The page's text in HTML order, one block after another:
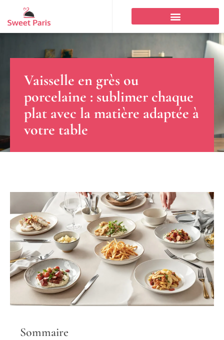
Vaisselle en grès ou
porcelaine : sublimer chaque
plat avec la matière adaptée à
votre table
Sommaire